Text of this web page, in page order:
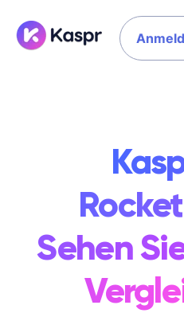
Sehen